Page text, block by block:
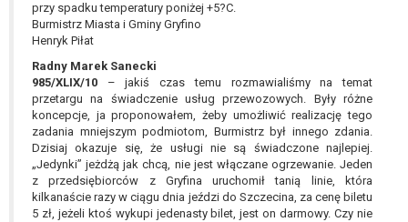
przy spadku temperatury poniżej +5?C.
Burmistrz Miasta i Gminy Gryfino
Henryk Piłat
Radny Marek Sanecki
985/XLIX/10 – jakiś czas temu rozmawialiśmy na temat
przetargu na świadczenie usług przewozowych. Były różne
koncepcje, ja proponowałem, żeby umożliwić realizację tego
zadania mniejszym podmiotom, Burmistrz był innego zdania.
Dzisiaj okazuje się, że usługi nie są świadczone najlepiej.
„Jedynki” jeżdżą jak chcą, nie jest włączane ogrzewanie. Jeden
z przedsiębiorców z Gryfina uruchomił tanią linie, która
kilkanaście razy w ciągu dnia jeździ do Szczecina, za cenę biletu
5 zł, jeżeli ktoś wykupi jedenasty bilet, jest on darmowy. Czy nie